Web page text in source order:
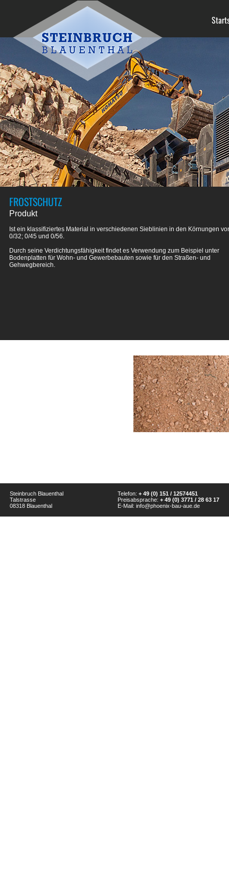
FROSTSCHUTZ
Produkt
Ist ein klassifiziertes Material in verschiedenen Sieblinien in den Körnungen
0/32; 0/45 und 0/56.
Durch seine Verdichtungsfähigkeit findet es Verwendung zum Beispiel unter
Bodenplatten für Wohn- und Gewerbebauten sowie für den Straßen- und
Gehwegbereich.
Steinbruch Blauenthal
Talstrasse
08318 Blauenthal
Telefon: + 49 (0) 151 / 12574451
Preisabsprache: + 49 (0) 3771 / 28 63 17
E-Mail: info@phoenix-bau-aue.de